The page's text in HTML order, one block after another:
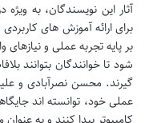
آثار این نویسندگان، به
برای ارائه آموزش های
بر پایه تجربه عملی و
شود تا خوانندگان بتوانند
گیرند. محسن نصرآبادی و
عملی خود، توانسته اند